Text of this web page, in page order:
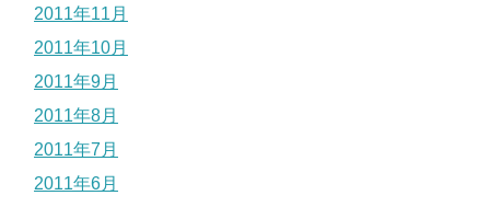
2011年11月
2011年10月
2011年9月
2011年8月
2011年7月
2011年6月